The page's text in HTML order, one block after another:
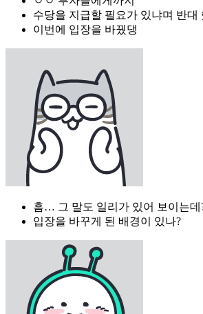
수당을 지급할 필요가 있냐며 반대
이번에 입장을 바꿨댕
흠… 그 말도 일리가 있어 보이는데
입장을 바꾸게 된 배경이 있나?